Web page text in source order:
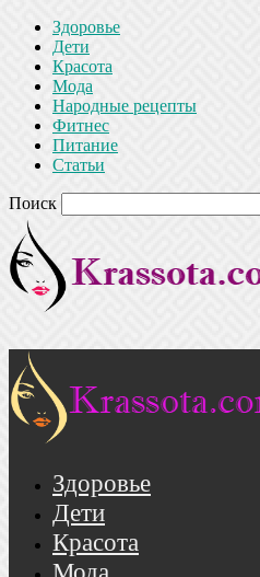
Здоровье
Дети
Красота
Мода
Народные рецепты
Фитнес
Питание
Статьи
Поиск
Здоровье
Дети
Красота